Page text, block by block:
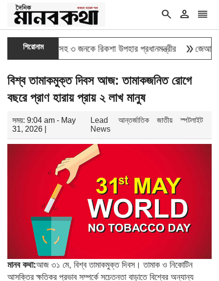
search person reorder
শিরোনাম
যোদ্ধাসহ ৩ জনকে রিকশা উপহার প্রধানমন্ত্রীর double_arrowজেআইসিতে এক-
বিশ্ব তামাকমুক্ত দিবস আজ: তামাকজনিত রোগে
বছরে প্রাণ হারায় প্রায় ২ লাখ মানুষ
সময়: 9:04 am - May
31, 2026 |
Lead
News
আন্তর্জাতিক জাতীয় স্পটলাইট
মানব কথা:আজ ৩১ মে, বিশ্ব তামাকমুক্ত দিবস। তামাক ও নিকোটিন
আসক্তির ক্ষতিকর প্রভাব সম্পর্কে সচেতনতা বাড়াতে বিশ্বের অন্যান্য